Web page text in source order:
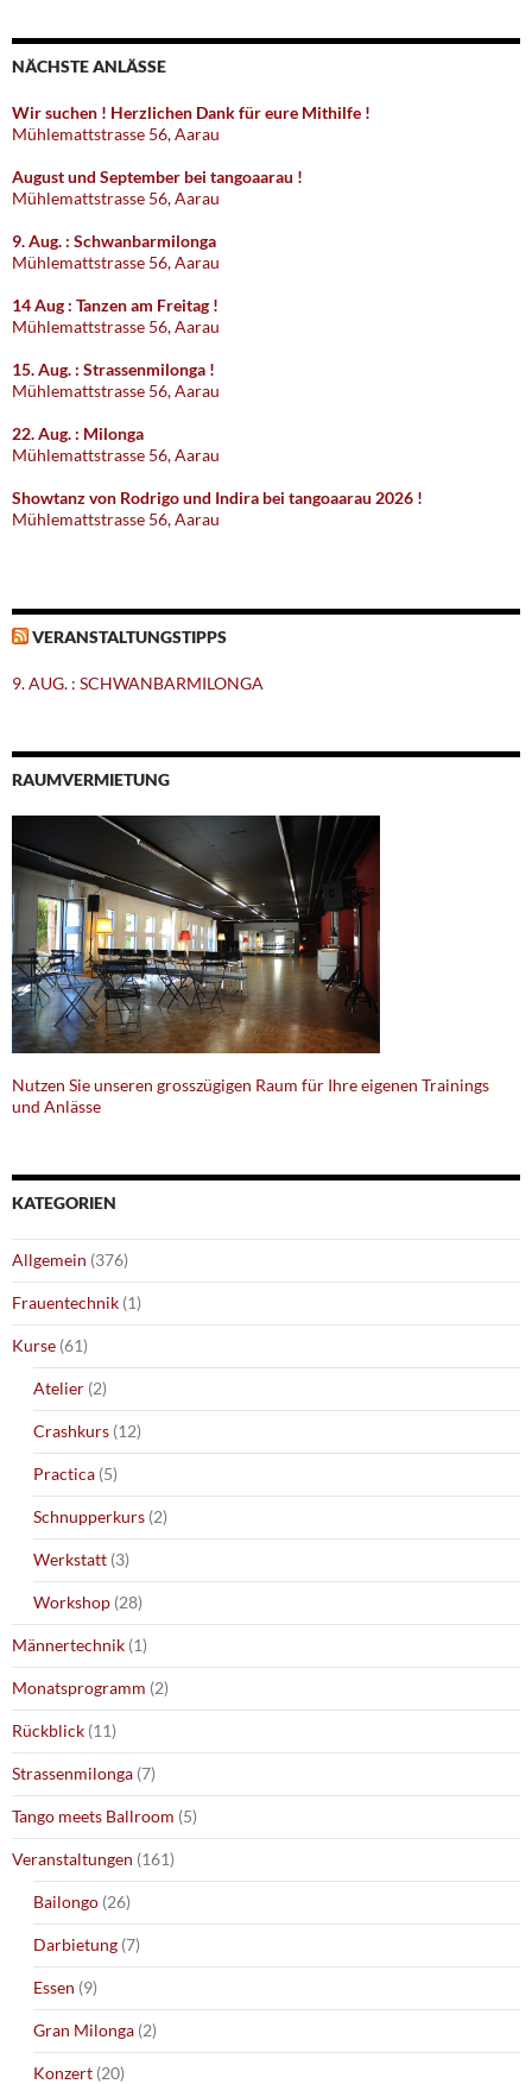
NÄCHSTE ANLÄSSE
Wir suchen ! Herzlichen Dank für eure Mithilfe !
Mühlemattstrasse 56, Aarau
August und September bei tangoaarau !
Mühlemattstrasse 56, Aarau
9. Aug. : Schwanbarmilonga
Mühlemattstrasse 56, Aarau
14 Aug : Tanzen am Freitag !
Mühlemattstrasse 56, Aarau
15. Aug. : Strassenmilonga !
Mühlemattstrasse 56, Aarau
22. Aug. : Milonga
Mühlemattstrasse 56, Aarau
Showtanz von Rodrigo und Indira bei tangoaarau 2026 !
Mühlemattstrasse 56, Aarau
VERANSTALTUNGSTIPPS
9. AUG. : SCHWANBARMILONGA
RAUMVERMIETUNG
Nutzen Sie unseren grosszügigen Raum für Ihre eigenen Trainings
und Anlässe
KATEGORIEN
Allgemein (376)
Frauentechnik (1)
Kurse (61)
Atelier (2)
Crashkurs (12)
Practica (5)
Schnupperkurs (2)
Werkstatt (3)
Workshop (28)
Männertechnik (1)
Monatsprogramm (2)
Rückblick (11)
Strassenmilonga (7)
Tango meets Ballroom (5)
Veranstaltungen (161)
Bailongo (26)
Darbietung (7)
Essen (9)
Gran Milonga (2)
Konzert (20)